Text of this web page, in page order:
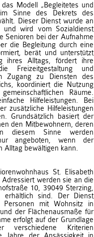
Modell „Begleitetes und
Sinne des Dekrets des
Dieser Dienst wurde an
und wird vom Sozialdienst
Senioren bei der Aufnahme
die Begleitung durch eine
berät und unterstützt
ihres Alltags, fördert ihre
Freizeitgestaltung und
Zugang zu Diensten des
koordiniert die Nutzung
Räume.
Hilfeleistungen. Bei
zusätzliche Hilfeleistungen
Grundsätzlich basiert der
den Mitbewohnern, deren
diesem Sinne werden
angeboten, wenn der
Alltag bewältigen kann.
St. Elisabeth
werden sie an die
10, 39049 Sterzing,
erhältlich sind. Der Dienst
mit Wohnsitz in
der Flächenausmaße für
erfolgt auf der Grundlage
verschiedene Kriterien
Jahre der Ansässigkeit in